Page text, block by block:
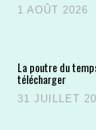
1 AOÛT 2026
La poutre du
télécharger
31 JUILLET